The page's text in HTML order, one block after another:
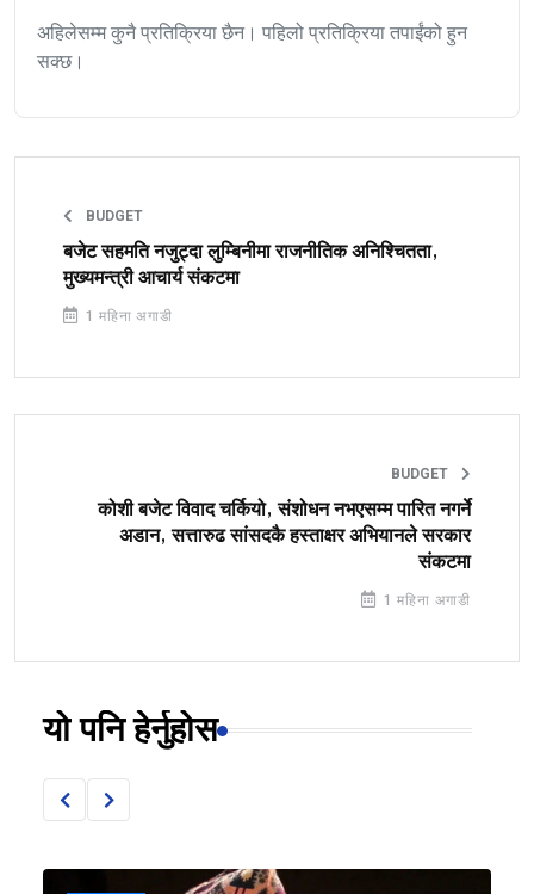
अहिलेसम्म कुनै प्रतिक्रिया छैन। पहिलो प्रतिक्रिया तपाईंको हुन
सक्छ।
BUDGET
बजेट सहमति नजुट्दा लुम्बिनीमा राजनीतिक अनिश्चितता,
मुख्यमन्त्री आचार्य संकटमा
1 महिना अगाडी
BUDGET
कोशी बजेट विवाद चर्कियो, संशोधन नभएसम्म पारित नगर्ने
अडान, सत्तारुढ सांसदकै हस्ताक्षर अभियानले सरकार
संकटमा
1 महिना अगाडी
यो पनि हेर्नुहोस